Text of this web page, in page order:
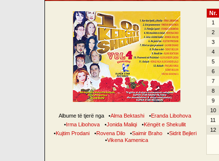
Albume të tjerë nga •Alma Bektashi •Eranda Libohova
•Irma Libohova •Jonida Maliqi •Këngët e Shekullit
•Kujtim Prodani •Rovena Dilo •Saimir Braho •Sidrit Bejleri
•Vikena Kamenica
Nr.
1
2
3
4
5
6
7
8
9
10
11
12